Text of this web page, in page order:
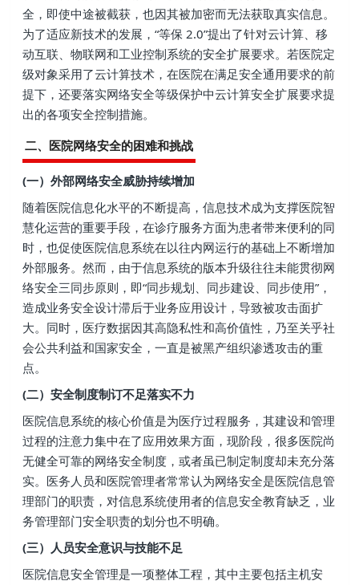
全，即使中途被截获，也因其被加密而无法获取真实信息。
为了适应新技术的发展，“等保 2.0”提出了针对云计算、移
动互联、物联网和工业控制系统的安全扩展要求。若医院定
级对象采用了云计算技术，在医院在满足安全通用要求的前
提下，还要落实网络安全等级保护中云计算安全扩展要求提
出的各项安全控制措施。
二、医院网络安全的困难和挑战
(一）外部网络安全威胁持续增加
随着医院信息化水平的不断提高，信息技术成为支撑医院智
慧化运营的重要手段，在诊疗服务方面为患者带来便利的同
时，也促使医院信息系统在以往内网运行的基础上不断增加
外部服务。然而，由于信息系统的版本升级往往未能贯彻网
络安全三同步原则，即“同步规划、同步建设、同步使用”，
造成业务安全设计滞后于业务应用设计，导致被攻击面扩
大。同时，医疗数据因其高隐私性和高价值性，乃至关乎社
会公共利益和国家安全，一直是被黑产组织渗透攻击的重
点。
(二）安全制度制订不足落实不力
医院信息系统的核心价值是为医疗过程服务，其建设和管理
过程的注意力集中在了应用效果方面，现阶段，很多医院尚
无健全可靠的网络安全制度，或者虽已制定制度却未充分落
实。医务人员和医院管理者常常认为网络安全是医院信息管
理部门的职责，对信息系统使用者的信息安全教育缺乏，业
务管理部门安全职责的划分也不明确。
(三）人员安全意识与技能不足
医院信息安全管理是一项整体工程，其中主要包括主机安